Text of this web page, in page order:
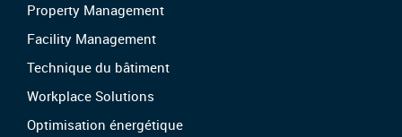
Property Management
Facility Management
Technique du bâtiment
Workplace Solutions
Optimisation énergétique